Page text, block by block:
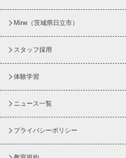
Mine（茨城県日立市）
スタッフ採用
体験学習
ニュース一覧
プライバシーポリシー